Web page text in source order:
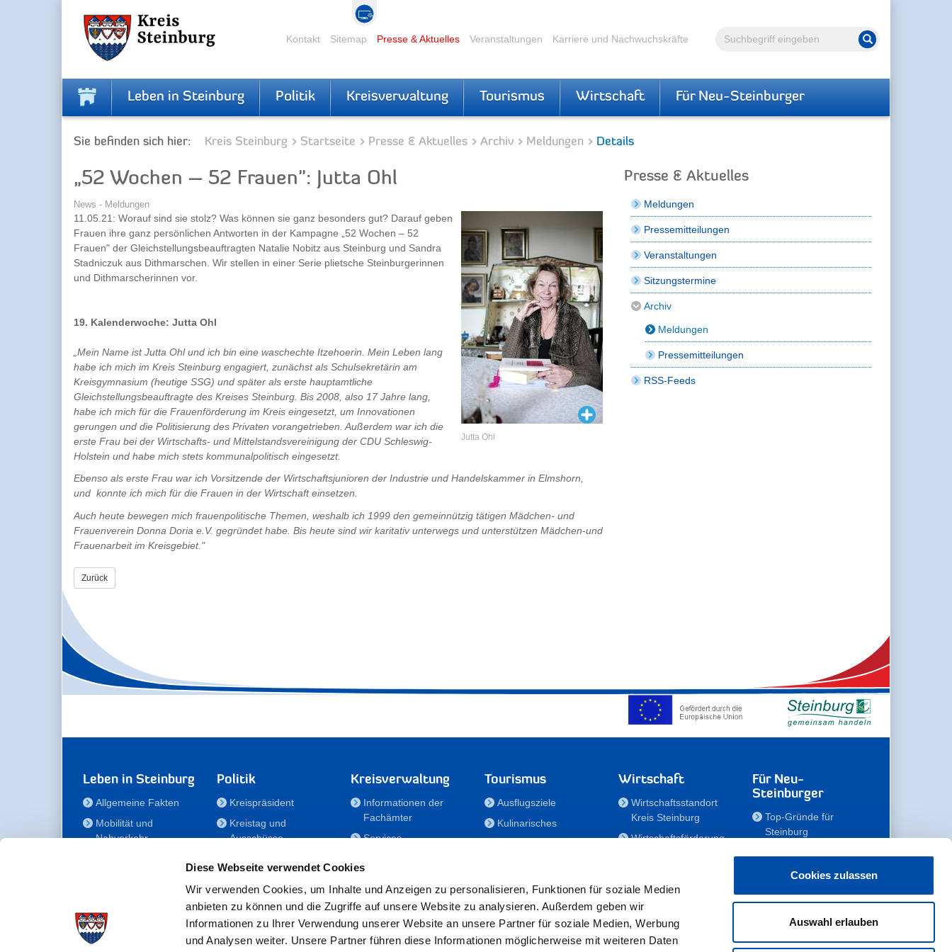
Diese Webseite verwendet Cookies
Wir verwenden Cookies, um Inhalte und Anzeigen zu personalisieren, Funktionen für soziale Medien
anbieten zu können und die Zugriffe auf unsere Website zu analysieren. Außerdem geben wir
Informationen zu Ihrer Verwendung unserer Website an unsere Partner für soziale Medien, Werbung
und Analysen weiter. Unsere Partner führen diese Informationen möglicherweise mit weiteren Daten
Cookies zulassen
Auswahl erlauben
Volltextsuche Suche starten
Kontakt Sitemap Presse & Aktuelles Veranstaltungen Karriere und Nachwuchskräfte
Leben in Steinburg Politik Kreisverwaltung Tourismus Wirtschaft Für Neu-Steinburger
Sie befinden sich hier: Kreis Steinburg Startseite Presse & Aktuelles Archiv Meldungen Details
„52 Wochen – 52 Frauen": Jutta Ohl
News - Meldungen
Jutta Ohl
11.05.21: Worauf sind sie stolz? Was können sie ganz besonders gut? Darauf geben
Frauen ihre ganz persönlichen Antworten in der Kampagne „52 Wochen – 52
Frauen" der Gleichstellungsbeauftragten Natalie Nobitz aus Steinburg und Sandra
Stadniczuk aus Dithmarschen. Wir stellen in einer Serie plietsche Steinburgerinnen
und Dithmarscherinnen vor.
19. Kalenderwoche: Jutta Ohl
„Mein Name ist Jutta Ohl und ich bin eine waschechte Itzehoerin. Mein Leben lang
habe ich mich im Kreis Steinburg engagiert, zunächst als Schulsekretärin am
Kreisgymnasium (heutige SSG) und später als erste hauptamtliche
Gleichstellungsbeauftragte des Kreises Steinburg. Bis 2008, also 17 Jahre lang,
habe ich mich für die Frauenförderung im Kreis eingesetzt, um Innovationen
gerungen und die Politisierung des Privaten vorangetrieben. Außerdem war ich die
erste Frau bei der Wirtschafts- und Mittelstandsvereinigung der CDU Schleswig-
Holstein und habe mich stets kommunalpolitisch eingesetzt.
Ebenso als erste Frau war ich Vorsitzende der Wirtschaftsjunioren der Industrie und Handelskammer in Elmshorn,
und konnte ich mich für die Frauen in der Wirtschaft einsetzen.
Auch heute bewegen mich frauenpolitische Themen, weshalb ich 1999 den gemeinnützig tätigen Mädchen- und
Frauenverein Donna Doria e.V. gegründet habe. Bis heute sind wir karitativ unterwegs und unterstützen Mädchen-und
Frauenarbeit im Kreisgebiet."
Zurück
Presse & Aktuelles
Meldungen
Pressemitteilungen
Veranstaltungen
Sitzungstermine
Archiv
Meldungen
Pressemitteilungen
RSS-Feeds
Leben in Steinburg
Allgemeine Fakten
Mobilität und
Nahverkehr
Gesundheit
Bildung
Politik
Kreispräsident
Kreistag und
Ausschüsse
für Menschen mit
Behinderung
Der
Kreisseniorenbeirat
Förderstiftung
Kreisverwaltung
Informationen der
Fachämter
Services
Nachwuchskräfte
Notdienste
Bekanntmachungen
Formulare/Downloads
Tourismus
Ausflugsziele
Kulinarisches
Veranstaltungen
Wirtschaft
Wirtschaftsstandort
Kreis Steinburg
Wirtschaftsförderung
Zahlen, Daten,
Fakten
Gewerbeflächen
Für Neu-
Steinburger
Top-Gründe für
Steinburg
Meine Immobilie
Erholen